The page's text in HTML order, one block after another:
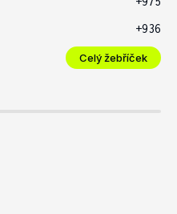
+936
Celý žebříček